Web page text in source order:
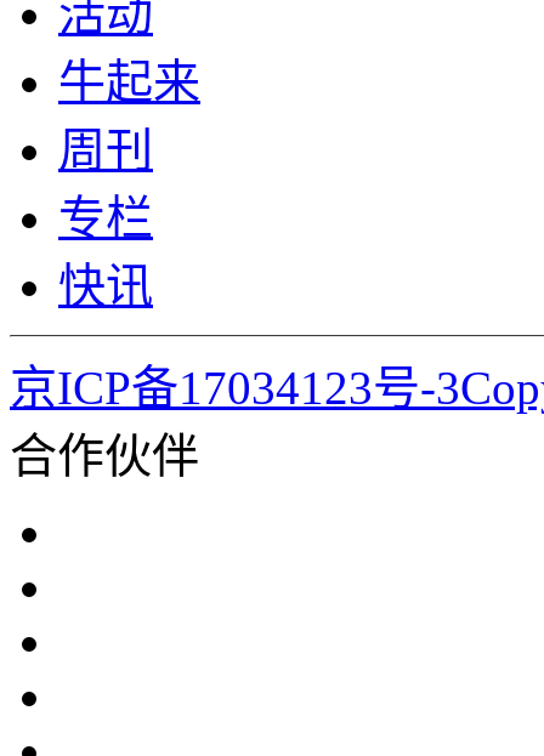
活动
牛起来
周刊
专栏
快讯
京ICP备17034123号-
合作伙伴